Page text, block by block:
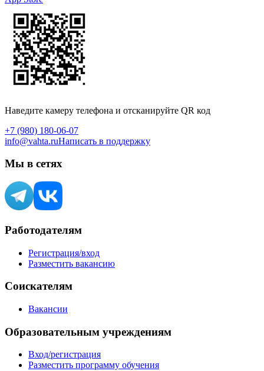
Наведите камеру телефона и отсканируйте QR код
+7 (980) 180-06-07
info@vahta.ruНаписать в поддержку
Мы в сетях
Работодателям
Регистрация/вход
Разместить вакансию
Соискателям
Вакансии
Образовательным учреждениям
Вход/регистрация
Разместить программу обучения